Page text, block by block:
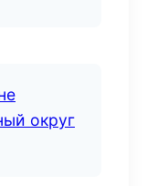
округ